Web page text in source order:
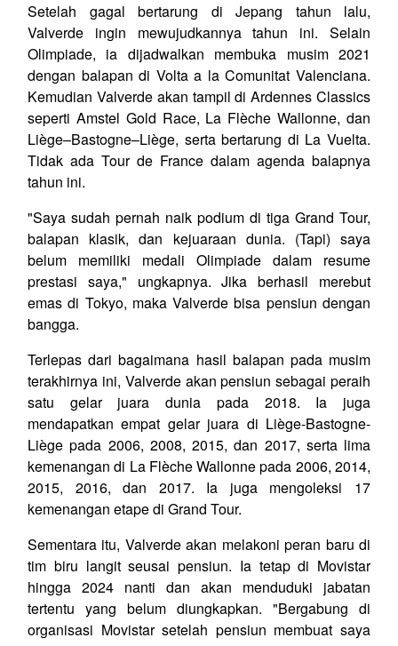
Setelah gagal bertarung di Jepang tahun lalu,
Valverde ingin mewujudkannya tahun ini. Selain
Olimpiade, ia dijadwalkan membuka musim 2021
dengan balapan di Volta a la Comunitat Valenciana.
Kemudian Valverde akan tampil di Ardennes Classics
seperti Amstel Gold Race, La Flèche Wallonne, dan
Liège–Bastogne–Liège, serta bertarung di La Vuelta.
Tidak ada Tour de France dalam agenda balapnya
tahun ini.
"Saya sudah pernah naik podium di tiga Grand Tour,
balapan klasik, dan kejuaraan dunia. (Tapi) saya
belum memiliki medali Olimpiade dalam resume
prestasi saya," ungkapnya. Jika berhasil merebut
emas di Tokyo, maka Valverde bisa pensiun dengan
bangga.
Terlepas dari bagaimana hasil balapan pada musim
terakhirnya ini, Valverde akan pensiun sebagai peraih
satu gelar juara dunia pada 2018. Ia juga
mendapatkan empat gelar juara di Liège-Bastogne-
Liège pada 2006, 2008, 2015, dan 2017, serta lima
kemenangan di La Flèche Wallonne pada 2006, 2014,
2015, 2016, dan 2017. Ia juga mengoleksi 17
kemenangan etape di Grand Tour.
Sementara itu, Valverde akan melakoni peran baru di
tim biru langit seusai pensiun. Ia tetap di Movistar
hingga 2024 nanti dan akan menduduki jabatan
tertentu yang belum diungkapkan. "Bergabung di
organisasi Movistar setelah pensiun membuat saya